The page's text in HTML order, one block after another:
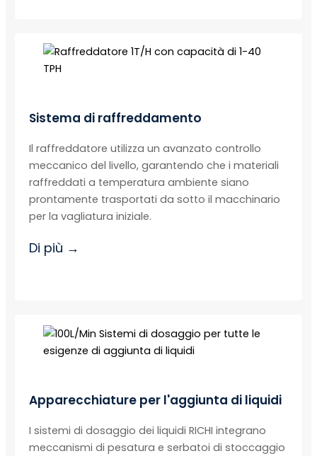
Sistema di raffreddamento
Il raffreddatore utilizza un avanzato controllo
meccanico del livello, garantendo che i materiali
raffreddati a temperatura ambiente siano
prontamente trasportati da sotto il macchinario
per la vagliatura iniziale.
Di più →
Apparecchiature per l'aggiunta di liquidi
I sistemi di dosaggio dei liquidi RICHI integrano
meccanismi di pesatura e serbatoi di stoccaggio